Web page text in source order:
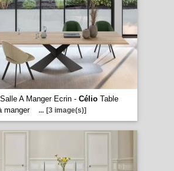
A Manger Ecrin - CélioTable
manger
... [3 image(s)]